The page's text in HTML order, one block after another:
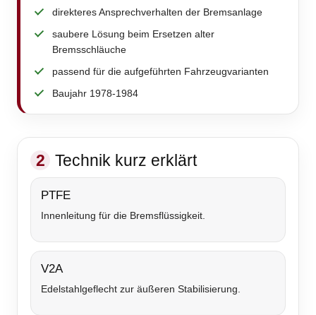
direkteres Ansprechverhalten der Bremsanlage
saubere Lösung beim Ersetzen alter
Bremsschläuche
passend für die aufgeführten Fahrzeugvarianten
Baujahr 1978-1984
2 Technik kurz erklärt
PTFE
Innenleitung für die Bremsflüssigkeit.
V2A
Edelstahlgeflecht zur äußeren Stabilisierung.